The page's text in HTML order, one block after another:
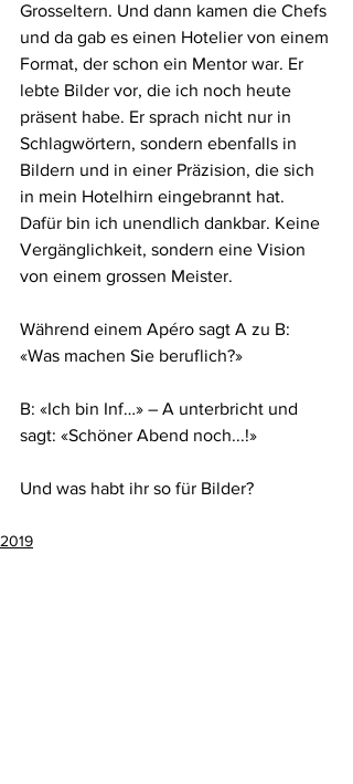
Grosseltern. Und dann kamen die Chefs
und da gab es einen Hotelier von einem
Format, der schon ein Mentor war. Er
lebte Bilder vor, die ich noch heute
präsent habe. Er sprach nicht nur in
Schlagwörtern, sondern ebenfalls in
Bildern und in einer Präzision, die sich
in mein Hotelhirn eingebrannt hat.
Dafür bin ich unendlich dankbar. Keine
Vergänglichkeit, sondern eine Vision
von einem grossen Meister.
Während einem Apéro sagt A zu B:
«Was machen Sie beruflich?»
B: «Ich bin Inf…» – A unterbricht und
sagt: «Schöner Abend noch...!»
Und was habt ihr so für Bilder?
2019